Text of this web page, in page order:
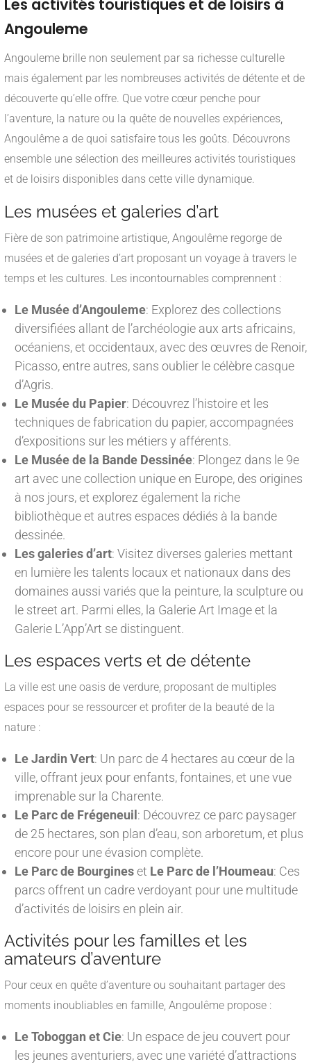
Les activités touristiques et de loisirs à
Angouleme
Angouleme brille non seulement par sa richesse culturelle
mais également par les nombreuses activités de détente et de
découverte qu’elle offre. Que votre cœur penche pour
l’aventure, la nature ou la quête de nouvelles expériences,
Angoulême a de quoi satisfaire tous les goûts. Découvrons
ensemble une sélection des meilleures activités touristiques
et de loisirs disponibles dans cette ville dynamique.
Les musées et galeries d’art
Fière de son patrimoine artistique, Angoulême regorge de
musées et de galeries d’art proposant un voyage à travers le
temps et les cultures. Les incontournables comprennent :
Le Musée d’Angouleme: Explorez des collections
diversifiées allant de l’archéologie aux arts africains,
océaniens, et occidentaux, avec des œuvres de Renoir,
Picasso, entre autres, sans oublier le célèbre casque
d’Agris.
Le Musée du Papier: Découvrez l’histoire et les
techniques de fabrication du papier, accompagnées
d’expositions sur les métiers y afférents.
Le Musée de la Bande Dessinée: Plongez dans le 9e
art avec une collection unique en Europe, des origines
à nos jours, et explorez également la riche
bibliothèque et autres espaces dédiés à la bande
dessinée.
Les galeries d’art: Visitez diverses galeries mettant
en lumière les talents locaux et nationaux dans des
domaines aussi variés que la peinture, la sculpture ou
le street art. Parmi elles, la Galerie Art Image et la
Galerie L’App’Art se distinguent.
Les espaces verts et de détente
La ville est une oasis de verdure, proposant de multiples
espaces pour se ressourcer et profiter de la beauté de la
nature :
Le Jardin Vert: Un parc de 4 hectares au cœur de la
ville, offrant jeux pour enfants, fontaines, et une vue
imprenable sur la Charente.
Le Parc de Frégeneuil : Découvrez ce parc paysager
de 25 hectares, son plan d’eau, son arboretum, et plus
encore pour une évasion complète.
Le Parc de Bourgineset Le Parc de l’Houmeau: Ces
parcs offrent un cadre verdoyant pour une multitude
d’activités de loisirs en plein air.
Activités pour les familles et les
amateurs d’aventure
Pour ceux en quête d’aventure ou souhaitant partager des
moments inoubliables en famille, Angoulême propose :
Le Toboggan et Cie: Un espace de jeu couvert pour
les jeunes aventuriers, avec une variété d’attractions